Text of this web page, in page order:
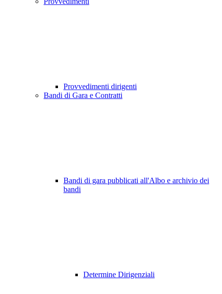
Provvedimenti dirigenti
Bandi di Gara e Contratti
Bandi di gara pubblicati all'Albo e archivio dei
bandi
Determine Dirigenziali